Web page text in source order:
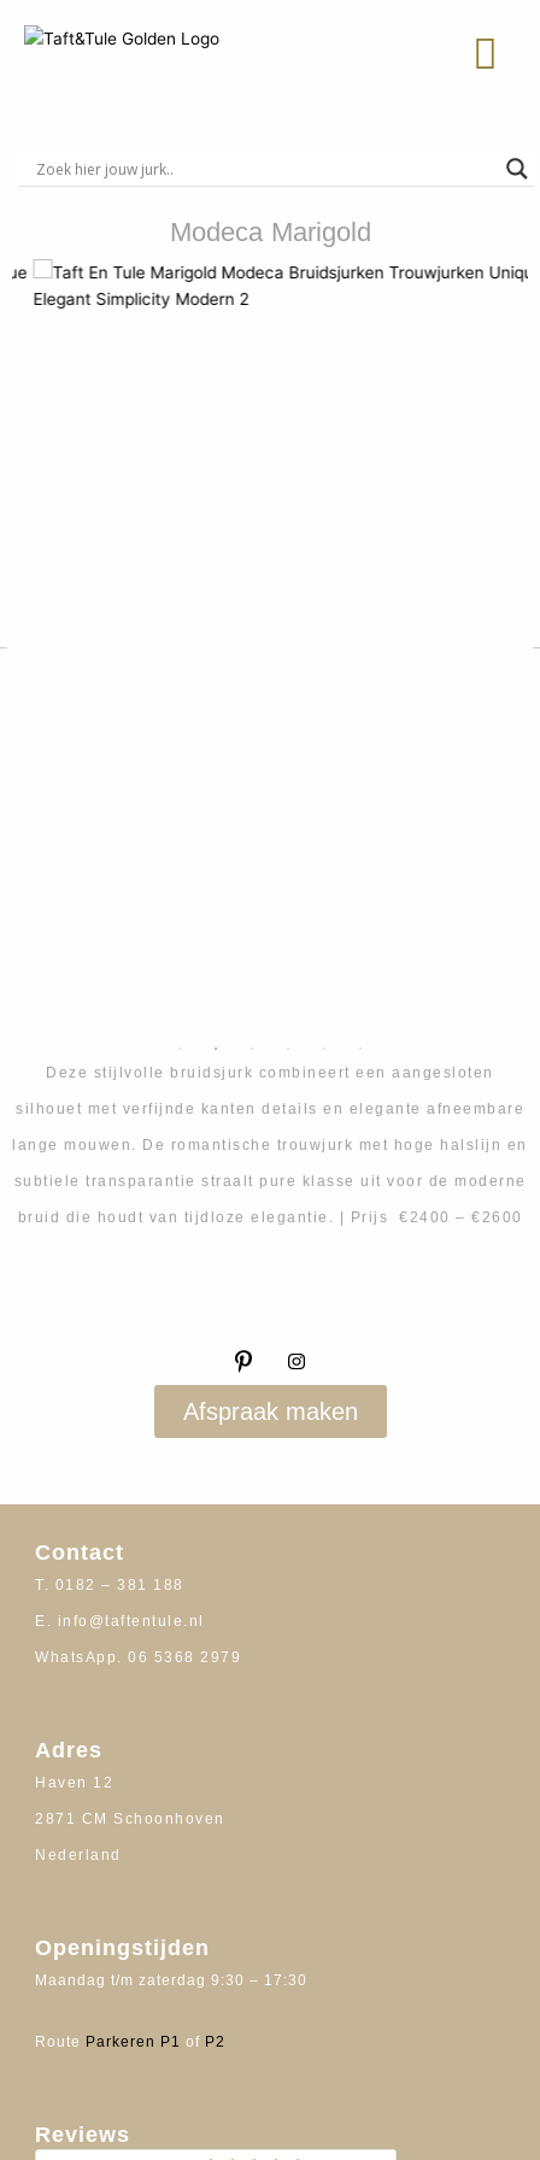
naar
Modeca Marigold
Deze stijlvolle bruidsjurk combineert een aangesloten
silhouet met verfijnde kanten details en elegante afneembare
lange mouwen. De romantische trouwjurk met hoge halslijn en
subtiele transparantie straalt pure klasse uit voor de moderne
bruid die houdt van tijdloze elegantie. | Prijs €2400 – €2600
Afspraak maken
Contact
T. 0182 – 381 188
E. info@taftentule.nl
WhatsApp. 06 5368 2979
Adres
Haven 12
2871 CM Schoonhoven
Nederland
Openingstijden
Maandag t/m zaterdag 9:30 – 17:30
Route Parkeren P1 of P2
Reviews